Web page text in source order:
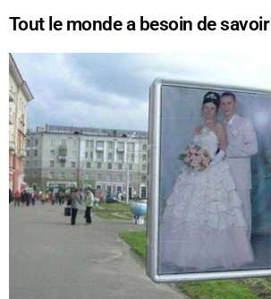
Tout le monde a besoin de savoir